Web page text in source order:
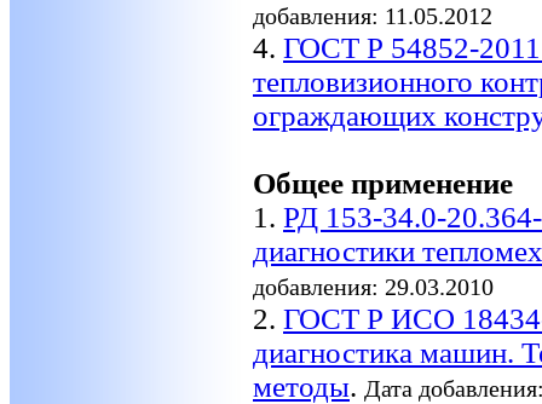
добавления: 11.05.2012
4. ГОСТ Р 54852-
тепловизионного
ограждающих
Общее применение
1. РД 153-34.0-
диагностики
добавления: 29.03.2010
2. ГОСТ Р ИСО 18434-
диагностика машин.
методы. Дата